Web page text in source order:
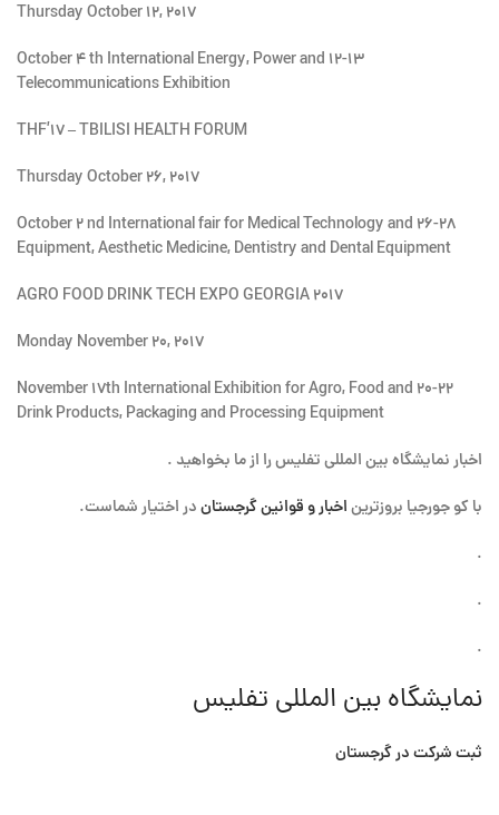
Thursday October 12, 2017
۱۲-۱۳ October 4 th International Energy, Power and
Telecommunications Exhibition
THF’۱۷ – TBILISI HEALTH FORUM
Thursday October 26, 2017
۲۶-۲۸ October 2 nd International fair for Medical Technology and
Equipment, Aesthetic Medicine, Dentistry and Dental Equipment
AGRO FOOD DRINK TECH EXPO GEORGIA 2017
Monday November 20, 2017
۲۰-۲۲ November 17th International Exhibition for Agro, Food and
Drink Products, Packaging and Processing Equipment
اخبار نمایشگاه بین المللی تفلیس را از ما بخواهید .
با کو جورجیا بروزتریناخبار و قوانین گرجستاندر اختیار شماست.
.
.
.
نمایشگاه بین المللی تفلیس
ثبت شرکت در گرجستان